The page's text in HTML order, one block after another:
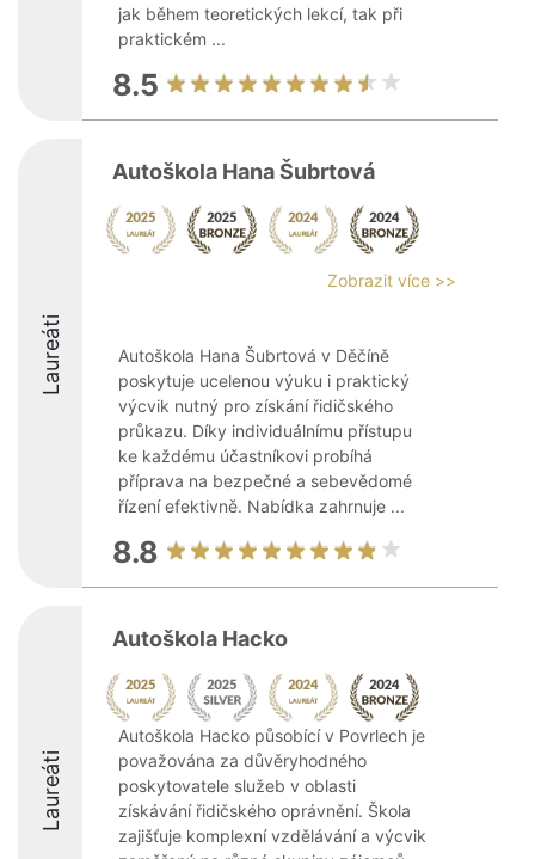
jak během teoretických lekcí, tak při
praktickém ...
8.5
Laureáti
Autoškola Hana Šubrtová
Zobrazit více >>
Autoškola Hana Šubrtová v Děčíně
poskytuje ucelenou výuku i praktický
výcvik nutný pro získání řidičského
průkazu. Díky individuálnímu přístupu
ke každému účastníkovi probíhá
příprava na bezpečné a sebevědomé
řízení efektivně. Nabídka zahrnuje ...
8.8
Laureáti
Autoškola Hacko
Autoškola Hacko působící v Povrlech je
považována za důvěryhodného
poskytovatele služeb v oblasti
získávání řidičského oprávnění. Škola
zajišťuje komplexní vzdělávání a výcvik